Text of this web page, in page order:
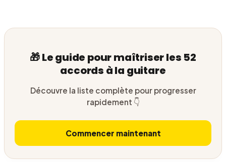
🎁 Le guide pour maîtriser les 52
accords à la guitare
Découvre la liste complète pour progresser
rapidement 👇
Commencer maintenant